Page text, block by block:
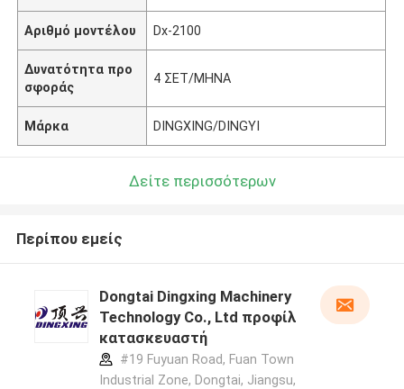
Αριθμό μοντέλου Dx-2100
Δυνατότητα προ
σφοράς
4 ΣΕΤ/ΜΗΝΑ
Μάρκα DINGXING/DINGYI
Δείτε περισσότερων
Περίπου εμείς
Dongtai Dingxing Machinery
Technology Co., Ltd προφίλ
κατασκευαστή
#19 Fuyuan Road, Fuan Town
Industrial Zone, Dongtai, Jiangsu,